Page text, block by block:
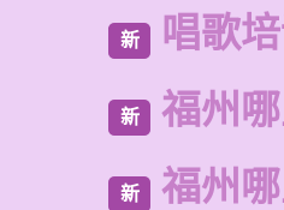
新 唱歌
新 福州
新 福州